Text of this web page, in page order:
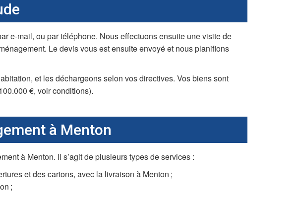
e-mail, ou par téléphone. Nous effectuons ensuite une visite de
Le devis vous est ensuite envoyé et nous planifions
et les déchargeons selon vos directives. Vos biens sont
€, voir conditions).
à Menton
à Menton. Il s’agit de plusieurs types de services :
et des cartons, avec la livraison à Menton ;
;